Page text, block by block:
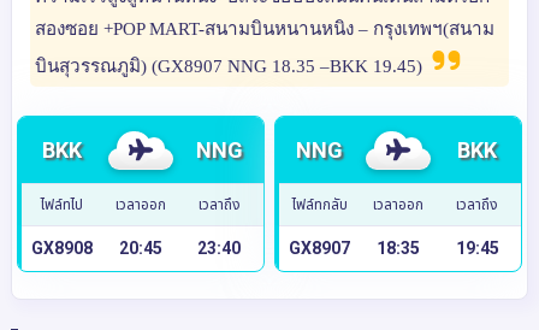
สองซอย +POP MART-สนามบินหนานหนิง – กรุงเทพฯ(สนาม
บินสุวรรณภูมิ) (GX8907 NNG 18.35 –BKK 19.45)
BKK NNG
ไฟล์ทไป เวลาออก เวลาถึง
GX8908 20:45 23:40
NNG BKK
ไฟล์ทกลับ เวลาออก เวลาถึง
GX8907 18:35 19:45